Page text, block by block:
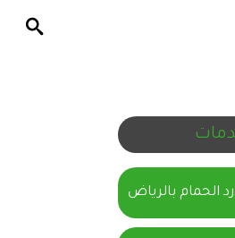
الحمام بالرياض